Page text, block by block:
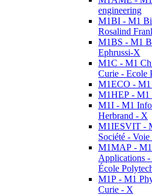
engineering
M1BI - M1
Rosalind
M1BS - M1
Ephrussi-X
M1C - M1
Curie - Ecole
M1ECO - M1
M1HEP - M1
M1I - M1
Herbrand - X
M1IESVIT -
Société -
M1MAP - M1
Applications -
École
M1P - M1
Curie - X